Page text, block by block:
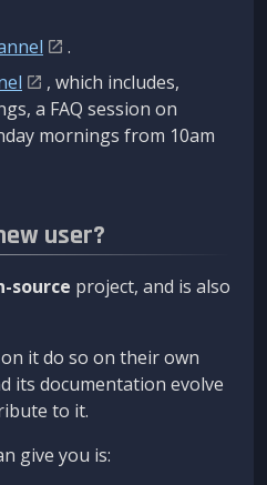
.
, which includes,
a FAQ session on
mornings from 10am
user?
source project, and is also
it do so on their own
its documentation evolve
to it.
give you is: